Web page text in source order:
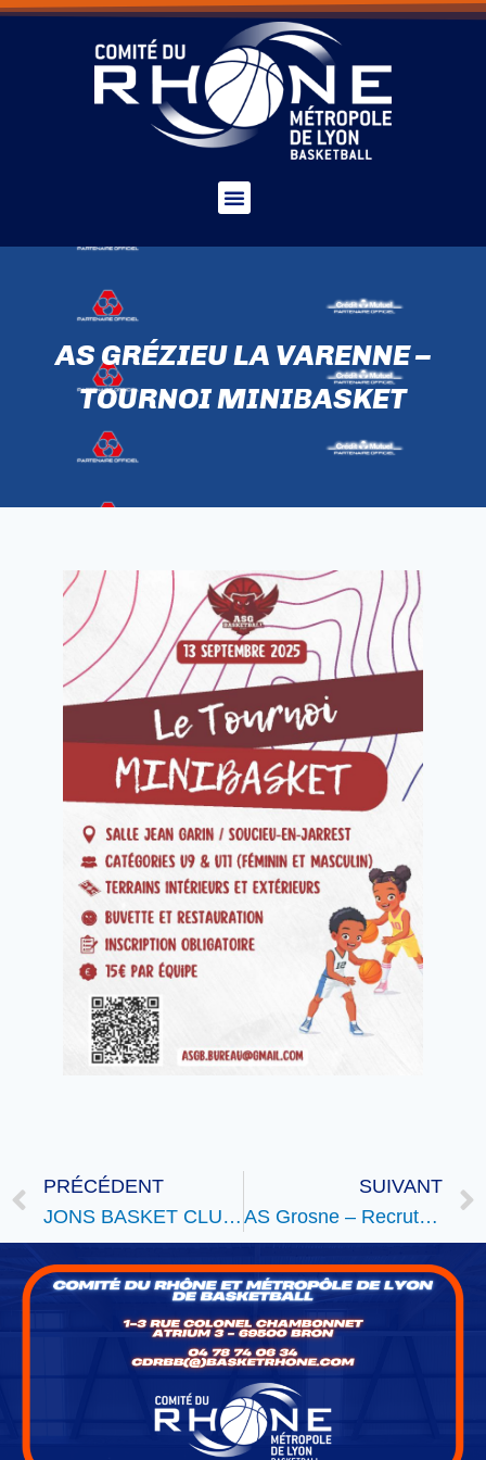
AS GRÉZIEU LA VARENNE –
TOURNOI MINIBASKET
PRÉCÉDENT
JONS BASKET CLUB recherche coach SM1
SUIVANT
AS Grosne – Recrutement 25/26